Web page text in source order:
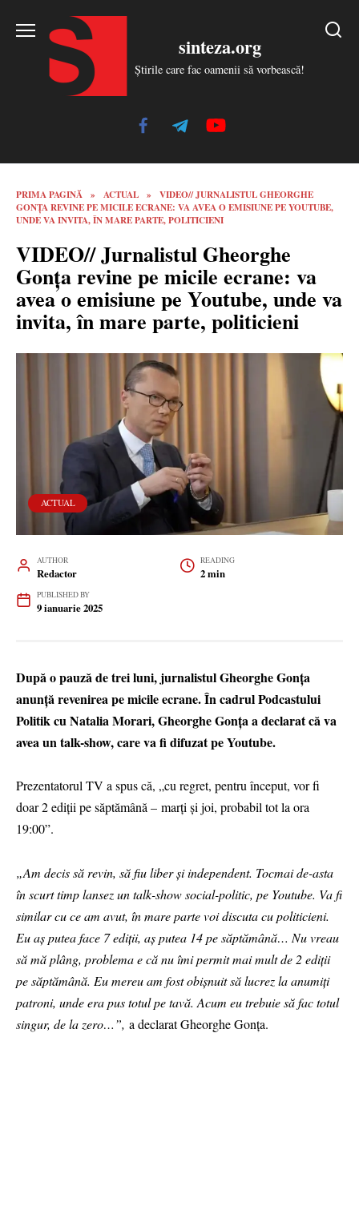
sinteza.org
Știrile care fac oamenii să vorbească!
PRIMA PAGINĂ » ACTUAL »
VIDEO// JURNALISTUL GHEORGHE
GONȚA REVINE PE MICILE ECRANE: VA AVEA O EMISIUNE PE YOUTUBE,
UNDE VA INVITA, ÎN MARE PARTE, POLITICIENI
VIDEO// Jurnalistul Gheorghe
Gonța revine pe micile ecrane: va
avea o emisiune pe Youtube, unde va
invita, în mare parte, politicieni
ACTUAL
AUTHOR
Redactor
READING
2 min
PUBLISHED BY
9 ianuarie 2025
După o pauză de trei luni, jurnalistul Gheorghe Gonța
anunță revenirea pe micile ecrane. În cadrul Podcastului
Politik cu Natalia Morari, Gheorghe Gonța a declarat că va
avea un talk-show, care va fi difuzat pe Youtube.
Prezentatorul TV a spus că, „cu regret, pentru început, vor fi
doar 2 ediții pe săptămână – marți și joi, probabil tot la ora
19:00”.
„Am decis să revin, să fiu liber și independent. Tocmai de-asta
în scurt timp lansez un talk-show social-politic, pe Youtube. Va fi
similar cu ce am avut, în mare parte voi discuta cu politicieni.
Eu aș putea face 7 ediții, aș putea 14 pe săptămână… Nu vreau
să mă plâng, problema e că nu îmi permit mai mult de 2 ediții
pe săptămână. Eu mereu am fost obișnuit să lucrez la anumiți
patroni, unde era pus totul pe tavă. Acum eu trebuie să fac totul
singur, de la zero…”, a declarat Gheorghe Gonța.